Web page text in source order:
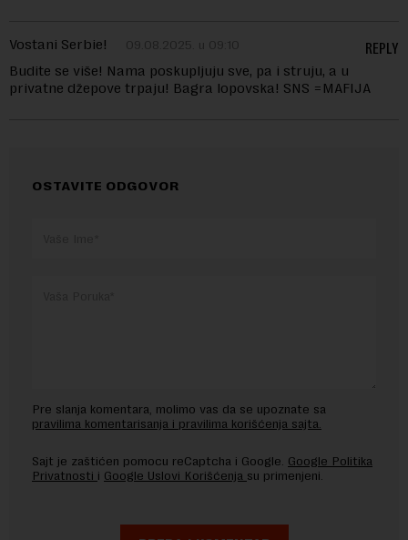
Vostani Serbie! 09.08.2025. u 09:10
Budite se više! Nama poskupljuju sve, pa i struju, a u
privatne džepove trpaju! Bagra lopovska! SNS =MAFIJA
REPLY
OSTAVITE ODGOVOR
Pre slanja komentara, molimo vas da se upoznate sa
pravilima komentarisanja i pravilima korišćenja sajta.
Sajt je zaštićen pomocu reCaptcha i Google. Google Politika
Privatnosti i Google Uslovi Korišćenja su primenjeni.